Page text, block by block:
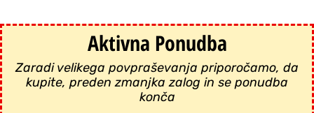
Aktivna Ponudba
Zaradi velikega povpraševanja priporočamo, da
kupite, preden zmanjka zalog in se ponudba
konča